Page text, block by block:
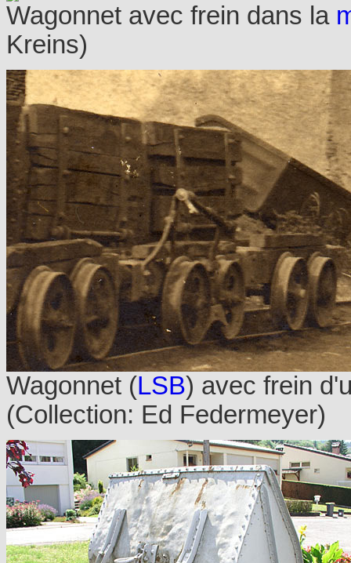
Wagonnet avec frein dans la
Kreins)
Wagonnet (LSB) avec frein
(Collection: Ed Federmeyer)